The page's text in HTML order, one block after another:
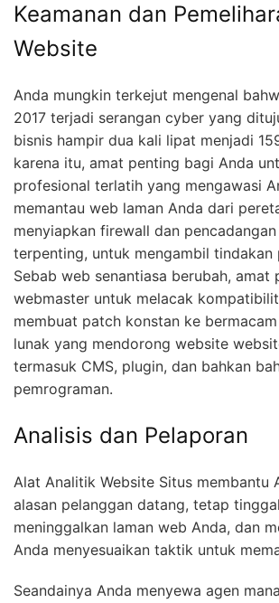
Keamanan dan
Website
Anda mungkin terkejut mengenal
2017 terjadi serangan cyber yang
bisnis hampir dua kali lipat menjadi
karena itu, amat penting bagi Anda
profesional terlatih yang mengawasi
memantau web laman Anda dari
menyiapkan firewall dan
terpenting, untuk mengambil tindakan
Sebab web senantiasa berubah, amat
webmaster untuk melacak
membuat patch konstan ke
lunak yang mendorong website
termasuk CMS, plugin, dan bahkan
pemrograman.
Analisis dan Pelaporan
Alat Analitik Website Situs membantu
alasan pelanggan datang, tetap
meninggalkan laman web Anda, dan
Anda menyesuaikan taktik untuk
Seandainya Anda menyewa agen